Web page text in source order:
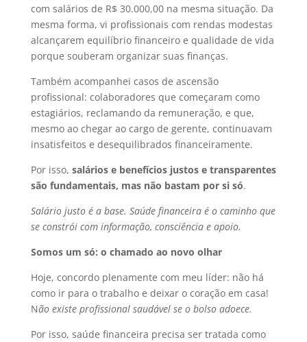
com salários de R$ 30.000,00 na mesma situação. Da
mesma forma, vi profissionais com rendas modestas
alcançarem equilíbrio financeiro e qualidade de vida
porque souberam organizar suas finanças.
Também acompanhei casos de ascensão
profissional: colaboradores que começaram como
estagiários, reclamando da remuneração, e que,
mesmo ao chegar ao cargo de gerente, continuavam
insatisfeitos e desequilibrados financeiramente.
Por isso, salários e benefícios justos e transparentes
são fundamentais, mas não bastam por si só.
Salário justo é a base. Saúde financeira é o caminho que
se constrói com informação, consciência e apoio.
Somos um só: o chamado ao novo olhar
Hoje, concordo plenamente com meu líder: não há
como ir para o trabalho e deixar o coração em casa!
Não existe profissional saudável se o bolso adoece.
Por isso, saúde financeira precisa ser tratada como